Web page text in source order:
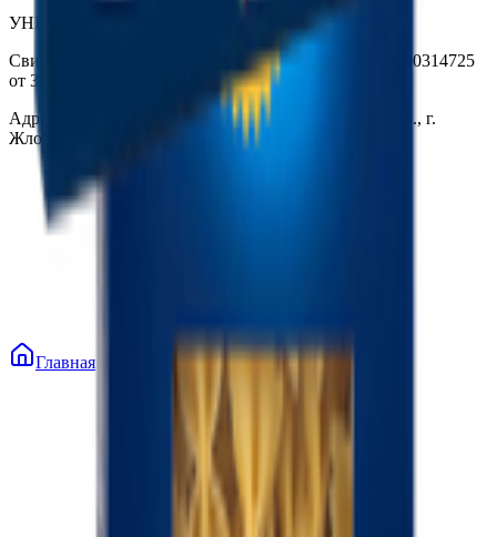
УНП 490314725
Свидетельство о государственной регистрации № 490314725
от 30.05.2003г выдано Гомельским облисполкомом
Адрес: 247210, Республика Беларусь, Гомельская обл., г.
Жлобин, ул. Козлова 2-А
Главная